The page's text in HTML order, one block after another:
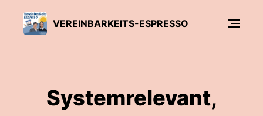
VEREINBARKEITS-ESPRESSO
Systemrelevant,